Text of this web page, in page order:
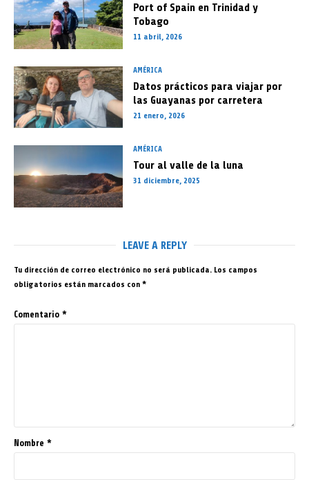
Port of Spain en Trinidad y
Tobago
11 abril, 2026
AMÉRICA
Datos prácticos para viajar por
las Guayanas por carretera
21 enero, 2026
AMÉRICA
Tour al valle de la luna
31 diciembre, 2025
LEAVE A REPLY
Tu dirección de correo electrónico no será publicada. Los campos
obligatorios están marcados con *
Comentario *
Nombre *